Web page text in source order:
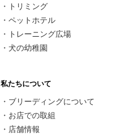
・ トリミング
・ペットホテル
・ トレーニング広場
・犬の幼稚園
私たちについて
・ ブリーディングについて
・ お店での取組
・ 店舗情報